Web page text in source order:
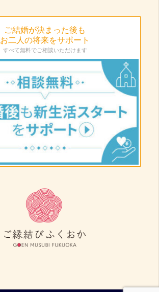
ご結婚が決まった後も
お二人の将来をサポート
すべて無料でご相談いただけます